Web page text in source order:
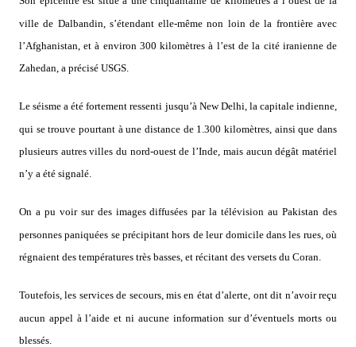
ville de Dalbandin, s’étendant elle-même non loin de la frontière avec
l’Afghanistan, et à environ 300 kilomètres à l’est de la cité iranienne de
Zahedan, a précisé USGS.
Le séisme a été fortement ressenti jusqu’à New Delhi, la capitale indienne,
qui se trouve pourtant à une distance de 1.300 kilomètres, ainsi que dans
plusieurs autres villes du nord-ouest de l’Inde, mais aucun dégât matériel
n’y a été signalé.
On a pu voir sur des images diffusées par la télévision au Pakistan des
personnes paniquées se précipitant hors de leur domicile dans les rues, où
régnaient des températures très basses, et récitant des versets du Coran.
Toutefois, les services de secours, mis en état d’alerte, ont dit n’avoir reçu
aucun appel à l’aide et ni aucune information sur d’éventuels morts ou
blessés.